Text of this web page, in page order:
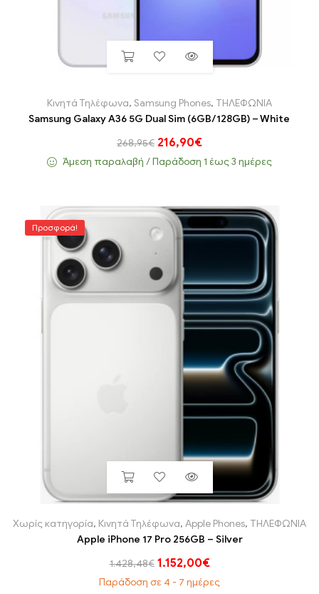
Κινητά Τηλέφωνα, Samsung Phones, ΤΗΛΕΦΩΝΙΑ
Samsung Galaxy A36 5G Dual Sim (6GB/128GB) – White
268,95€ 216,90€
Άμεση παραλαβή / Παράδoση 1 έως 3 ημέρες
Προσφορά!
Χωρίς κατηγορία, Κινητά Τηλέφωνα, Apple Phones, ΤΗΛΕΦΩΝΙΑ
Apple iPhone 17 Pro 256GB – Silver
1.428,48€ 1.152,00€
Παράδοση σε 4 - 7 ημέρες